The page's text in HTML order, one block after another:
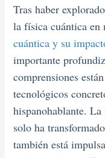
Tras haber
la física cuántica
cuántica y su
importante
comprensiones
tecnológicos
hispanohablante.
solo ha
también está